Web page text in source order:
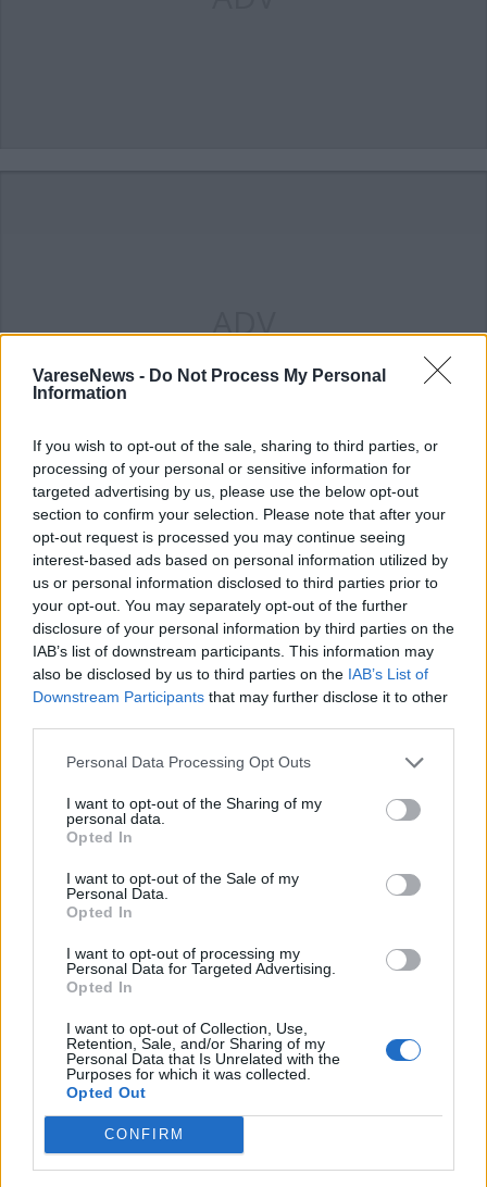
VareseNews - Do Not Process My Personal
Information
If you wish to opt-out of the sale, sharing to third parties, or
processing of your personal or sensitive information for
targeted advertising by us, please use the below opt-out
section to confirm your selection. Please note that after your
opt-out request is processed you may continue seeing
interest-based ads based on personal information utilized by
us or personal information disclosed to third parties prior to
your opt-out. You may separately opt-out of the further
disclosure of your personal information by third parties on the
IAB’s list of downstream participants. This information may
also be disclosed by us to third parties on the IAB’s List of
Downstream Participants that may further disclose it to other
Personal Data Processing Opt Outs
I want to opt-out of the Sharing of my
personal data.
Opted In
I want to opt-out of the Sale of my
Personal Data.
Opted In
I want to opt-out of processing my
Personal Data for Targeted Advertising.
Opted In
I want to opt-out of Collection, Use,
Retention, Sale, and/or Sharing of my
Personal Data that Is Unrelated with the
Purposes for which it was collected.
Opted Out
CONFIRM
ADV
Commenti
Accedio registratiper commentare questo
articolo.
L'email è richiesta ma non verrà mostrata ai visitatori. Il contenuto di questo
commento esprime il pensiero dell'autore e non rappresenta la linea editoriale
di VareseNews.it, che rimane autonoma e indipendente. I messaggi inclusi nei
commenti non sono testi giornalistici, ma post inviati dai singoli lettori che
possono essere automaticamente pubblicati senza filtro preventivo. I commenti
che includano uno o più link a siti esterni verranno rimossi in automatico dal
sistema.
ADV
ALTRE NOTIZIE DI VARESE